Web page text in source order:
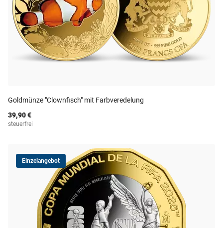
Goldmünze "Clownfisch" mit Farbveredelung
39,90 €
steuerfrei
Einzelangebot